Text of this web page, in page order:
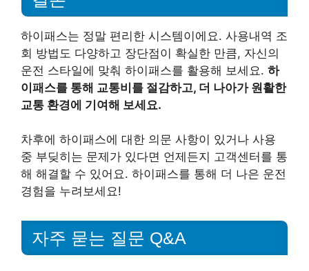
하이패스는 정말 편리한 시스템이에요. 사용내역 조
회 방법도 다양하고 장단점이 확실한 만큼, 자신의
운전 스타일에 맞춰 하이패스를 활용해 보세요. 하
이패스를 통해 교통비를 절감하고, 더 나아가 원활한
교통 환경에 기여해 보세요.
차후에 하이패스에 대한 의문 사항이 있거나 사용
중 부딪히는 문제가 있다면 언제든지 고객센터를 통
해 해결할 수 있어요. 하이패스를 통해 더 나은 운전
경험을 누려보세요!
자주 묻는 질문 Q&A